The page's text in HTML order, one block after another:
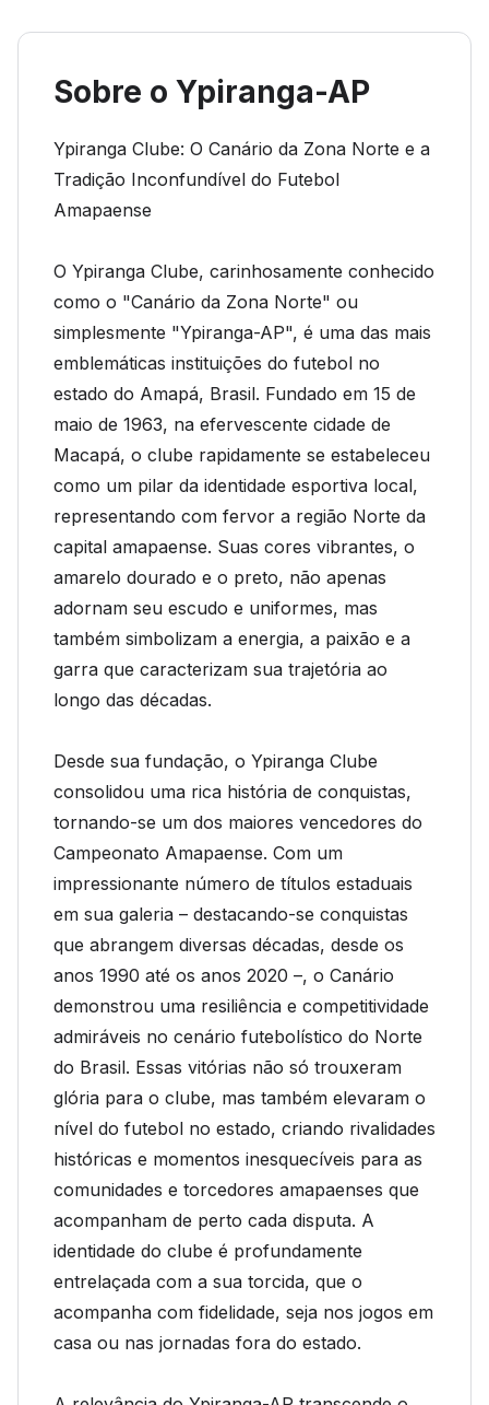
Sobre o Ypiranga-AP
Ypiranga Clube: O Canário da Zona Norte e a
Tradição Inconfundível do Futebol
Amapaense
O Ypiranga Clube, carinhosamente conhecido
como o "Canário da Zona Norte" ou
simplesmente "Ypiranga-AP", é uma das mais
emblemáticas instituições do futebol no
estado do Amapá, Brasil. Fundado em 15 de
maio de 1963, na efervescente cidade de
Macapá, o clube rapidamente se estabeleceu
como um pilar da identidade esportiva local,
representando com fervor a região Norte da
capital amapaense. Suas cores vibrantes, o
amarelo dourado e o preto, não apenas
adornam seu escudo e uniformes, mas
também simbolizam a energia, a paixão e a
garra que caracterizam sua trajetória ao
longo das décadas.
Desde sua fundação, o Ypiranga Clube
consolidou uma rica história de conquistas,
tornando-se um dos maiores vencedores do
Campeonato Amapaense. Com um
impressionante número de títulos estaduais
em sua galeria – destacando-se conquistas
que abrangem diversas décadas, desde os
anos 1990 até os anos 2020 –, o Canário
demonstrou uma resiliência e competitividade
admiráveis no cenário futebolístico do Norte
do Brasil. Essas vitórias não só trouxeram
glória para o clube, mas também elevaram o
nível do futebol no estado, criando rivalidades
históricas e momentos inesquecíveis para as
comunidades e torcedores amapaenses que
acompanham de perto cada disputa. A
identidade do clube é profundamente
entrelaçada com a sua torcida, que o
acompanha com fidelidade, seja nos jogos em
casa ou nas jornadas fora do estado.